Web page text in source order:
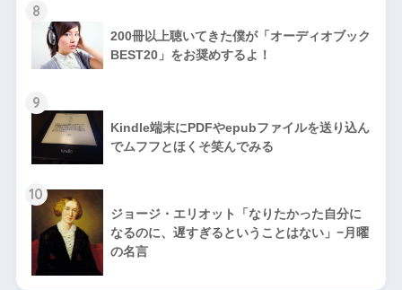
8
200冊以上聴いてきた僕が「オーディオブック
BEST20」をお奨めするよ！
9
Kindle端末にPDFやepubファイルを送り込ん
でムフフとほくそ笑んでみる
10
ジョージ・エリオット「なりたかった自分に
なるのに、遅すぎるということはない」−月曜
の名言